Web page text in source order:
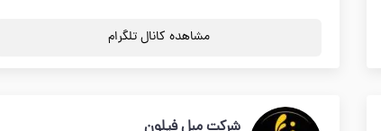
مشاهده کانال تلگرام